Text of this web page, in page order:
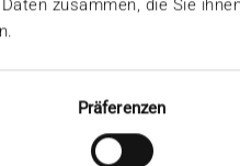
zusammen, die Sie
Präferenzen
es immer um einen